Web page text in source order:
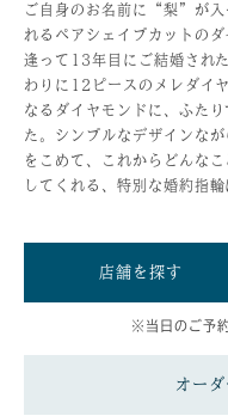
ご自身のお名前に“梨”が入
れるペアシェイプカットの
逢って13年目にご結婚され
わりに12ピースのメレダイ
なるダイヤモンドに、ふた
た。シンプルなデザインな
をこめて、これからどんな
してくれる、特別な婚約指輪
店舗を探す
※当日のご予
オー